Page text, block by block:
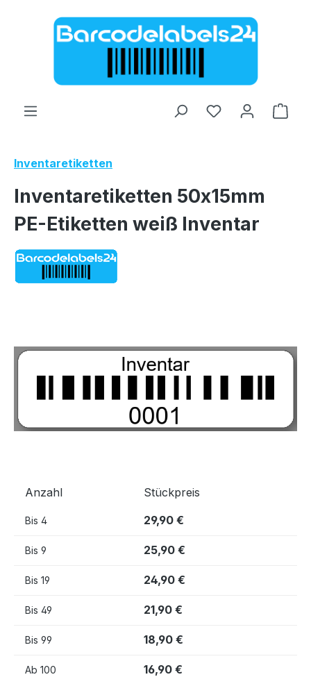
Zum Hauptinhalt springen
Inventaretiketten
Inventaretiketten 50x15mm
PE-Etiketten weiß Inventar
Anzahl Stückpreis
Bis 4 29,90 €
Bis 9 25,90 €
Bis 19 24,90 €
Bis 49 21,90 €
Bis 99 18,90 €
Ab 100 16,90 €